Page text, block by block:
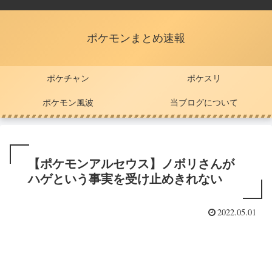
ポケモンまとめ速報
ポケチャン ポケスリ
ポケモン風波 当ブログについて
【ポケモンアルセウス】ノボリさんが
ハゲという事実を受け止めきれない
2022.05.01